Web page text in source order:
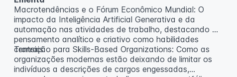
Macrotendências e o Fórum Econômico Mundial: O
impacto da Inteligência Artificial Generativa e da
automação nas atividades de trabalho, destacando o
pensamento analítico e criativo como habilidades
centrais.
Transição para Skills-Based Organizations: Como as
organizações modernas estão deixando de limitar os
indivíduos a descrições de cargos engessadas,